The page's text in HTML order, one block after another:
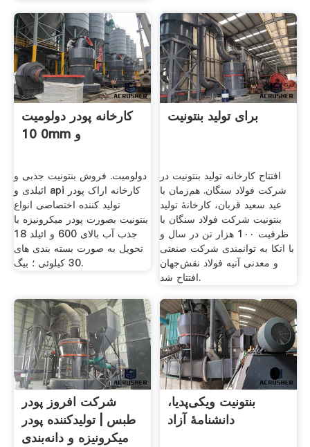
کارخانه پودر دولومیت
0 10mm و
دولومیت. فروش بنتونیت جذبی و
ائیلدی و api کارخانه اراک پودر
تولید کننده اختصاصی انواع
بنتونیت بصورت پودر میکرونیزه با
جذب آب بالای 600 و ائیلد 18
تحویل به صورت بسته بندی های
30 کیلوئی ؛ بیگ.
برای تولید بنتونیت
افتتاح کارخانه تولید بنتونیت در
شرکت فولاد سنگان. هم‌زمان با
عید سعید قربان، کارخانۀ تولید
بنتونیت شرکت فولاد سنگان با
ظرفیت 1۰۰ هزار تن در سال و
با اتکا به توانمندی شرکت صنعتی
و معدنی آتیه‌ فولاد نقش‌جهان
افتتاح شد.
شرکت افروز پودر
طبس | تولیدکننده پودر
میکرونیزه و دانه‌بندی
بنتونیت ویکی‌پدیا،
دانشنامهٔ آزاد